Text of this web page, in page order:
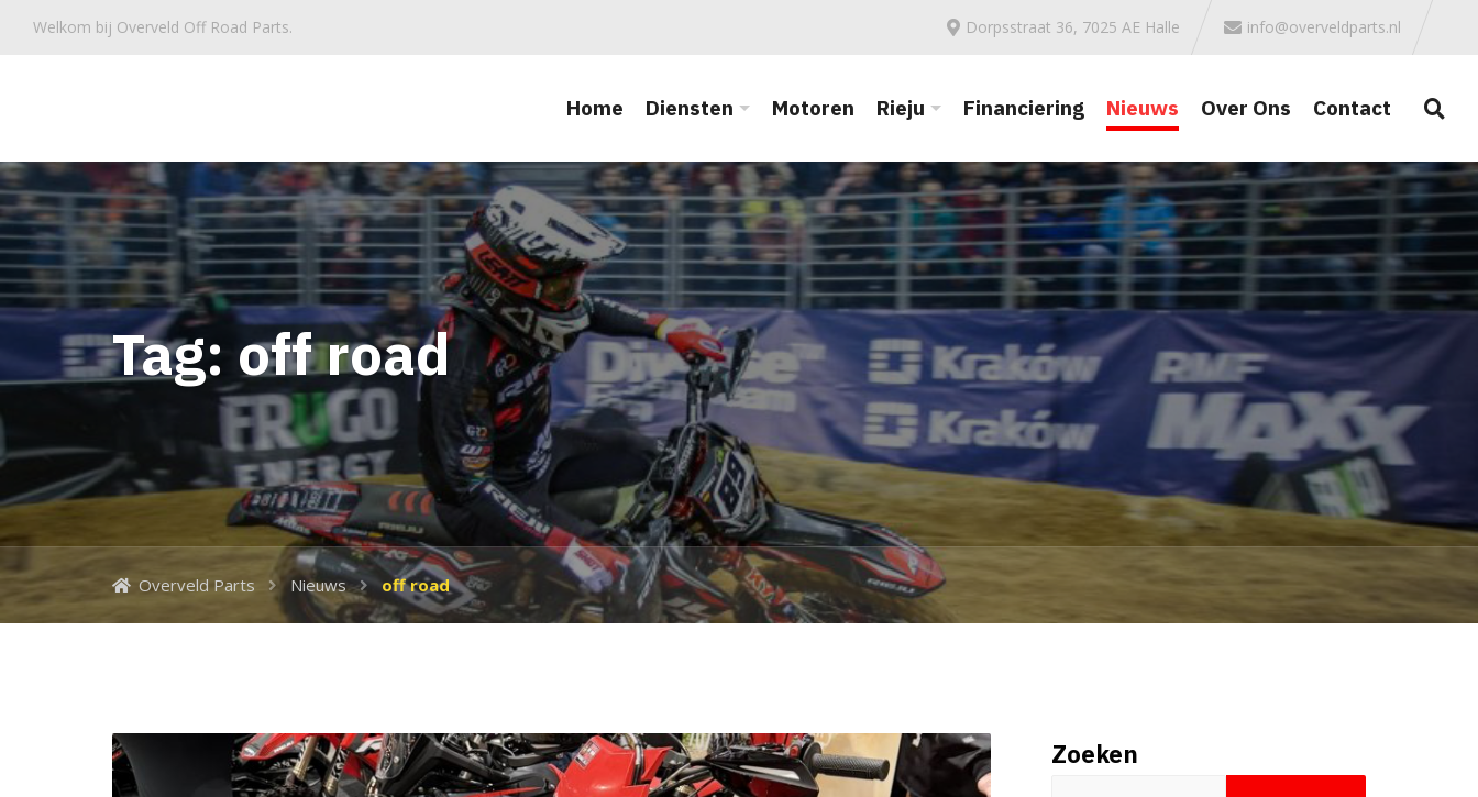
Welkom bij Overveld Off Road Parts. Dorpsstraat 36, 7025 AE Halle info@overveldparts.nl
Home Diensten Motoren Rieju Financiering Nieuws Over Ons Contact
Tag: off road
Overveld Parts Nieuws off road
Zoeken